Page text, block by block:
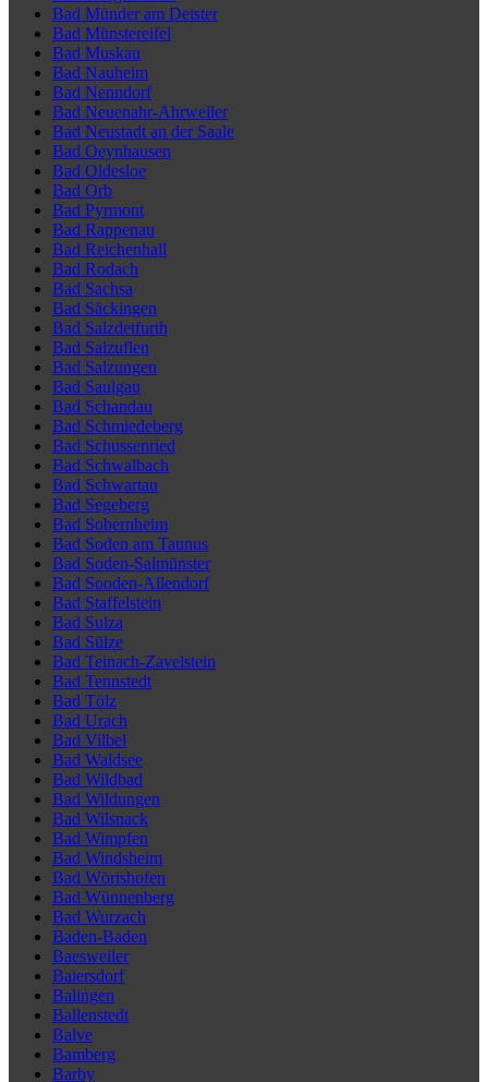
Bad Münder am Deister
Bad Münstereifel
Bad Muskau
Bad Nauheim
Bad Nenndorf
Bad Neuenahr-Ahrweiler
Bad Neustadt an der Saale
Bad Oeynhausen
Bad Oldesloe
Bad Orb
Bad Pyrmont
Bad Rappenau
Bad Reichenhall
Bad Rodach
Bad Sachsa
Bad Säckingen
Bad Salzdetfurth
Bad Salzuflen
Bad Salzungen
Bad Saulgau
Bad Schandau
Bad Schmiedeberg
Bad Schussenried
Bad Schwalbach
Bad Schwartau
Bad Segeberg
Bad Sobernheim
Bad Soden am Taunus
Bad Soden-Salmünster
Bad Sooden-Allendorf
Bad Staffelstein
Bad Sulza
Bad Sülze
Bad Teinach-Zavelstein
Bad Tennstedt
Bad Tölz
Bad Urach
Bad Vilbel
Bad Waldsee
Bad Wildbad
Bad Wildungen
Bad Wilsnack
Bad Wimpfen
Bad Windsheim
Bad Wörishofen
Bad Wünnenberg
Bad Wurzach
Baden-Baden
Baesweiler
Baiersdorf
Balingen
Ballenstedt
Balve
Bamberg
Barby